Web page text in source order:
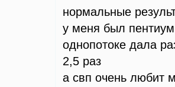
нормальные
у меня был
однопотоке дала
2,5 раз
а свп очень любит